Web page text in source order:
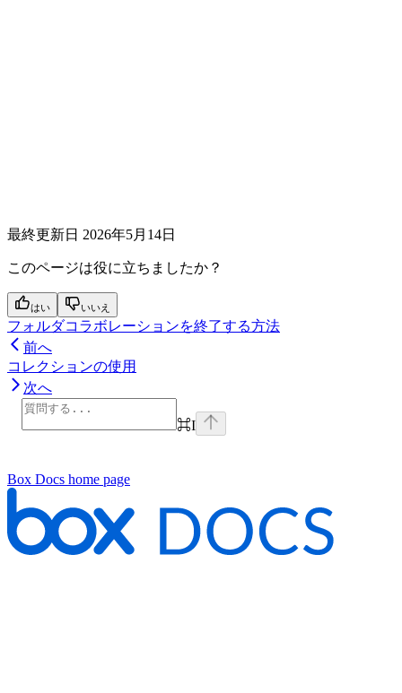
最終更新日 2026年5月14日
このページは役に立ちましたか？
はい いいえ
フォルダコラボレーションを終了する方法
前へ
コレクションの使用
次へ
⌘I
Box Docs home page